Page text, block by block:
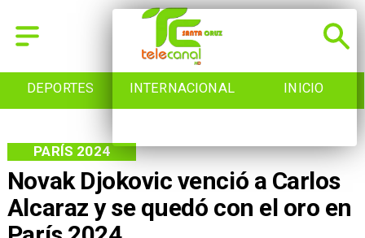
INTERNACIONAL INICIO NACIONAL
Novak Djokovic venció a Carlos
Alcaraz y se quedó con el oro en
PARÍS 2024